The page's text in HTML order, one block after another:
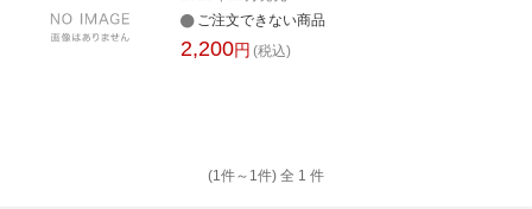
ご注文できない商品
2,200円 (税込)
(1件～ 1件) 全 1 件